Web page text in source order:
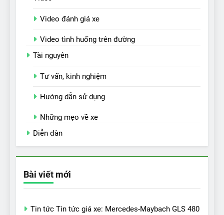
Video đánh giá xe
Video tình huống trên đường
Tài nguyên
Tư vấn, kinh nghiệm
Hướng dẫn sử dụng
Những mẹo về xe
Diễn đàn
Bài viết mới
Tin tức Tin tức giá xe: Mercedes-Maybach GLS 480